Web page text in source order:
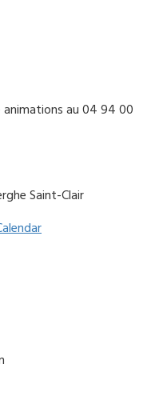
animations au 04 94 00
Saint-Clair